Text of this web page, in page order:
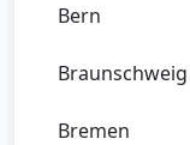
Bern
Braunschweig
Bremen